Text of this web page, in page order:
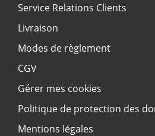
Service Relations Clients
Livraison
Modes de règlement
CGV
Gérer mes cookies
Politique de protection des
Mentions légales